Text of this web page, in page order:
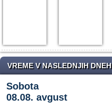
VREME V NASLEDNJIH DNEH
Sobota
08.08. avgust